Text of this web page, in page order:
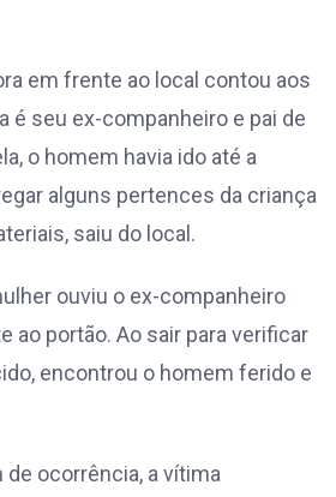
em frente ao local contou aos
é seu ex-companheiro e pai de
o homem havia ido até a
alguns pertences da criança
saiu do local.
ouviu o ex-companheiro
ao portão. Ao sair para verificar
encontrou o homem ferido e
ocorrência, a vítima